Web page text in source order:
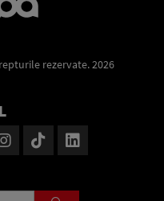
rezervate. 2026